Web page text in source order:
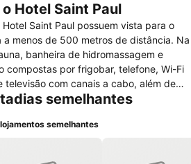
Hotel Saint Paul
Saint Paul possuem vista para o
a menos de 500 metros de distância. Na
banheira de hidromassagem e
com canais a cabo, além de
receber até três pessoas. O
apresenta também depósito de
semelhantes
semelhantes